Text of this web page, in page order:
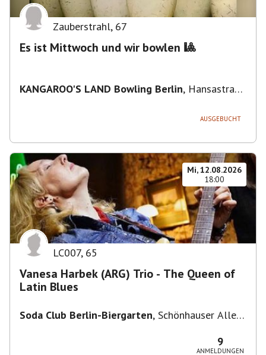
Zauberstrahl, 67
Es ist Mittwoch und wir bowlen 🎱
KANGAROO'S LAND Bowling Berlin, Hansastraße
AUSGEBUCHT
Mi, 12.08.2026
18:00
LC007, 65
Vanesa Harbek (ARG) Trio - The Queen of
Latin Blues
Soda Club Berlin-Biergarten, Schönhauser Allee
9
ANMELDUNGEN